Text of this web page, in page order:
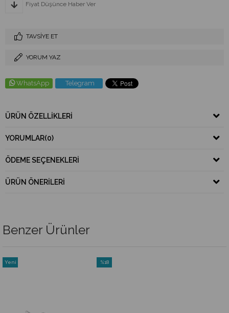
Fiyat Düşünce Haber Ver
TAVSIYE ET
YORUM YAZ
WhatsApp Telegram
ÜRÜN ÖZELLIKLERI
YORUMLAR(0)
ÖDEME SEÇENEKLERI
ÜRÜN ÖNERILERI
Benzer Ürünler
%18
Yeni